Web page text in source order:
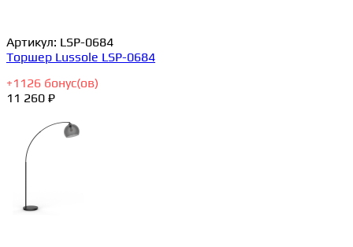
Артикул: LSP-0684
Торшер Lussole LSP-0684
+1126 бонус(ов)
11 260 ₽